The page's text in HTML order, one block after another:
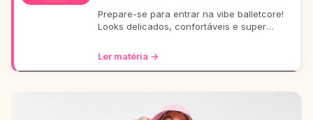
Prepare-se para entrar na vibe balletcore!
Looks delicados, confortáveis e super
completo é pa
Ler matéria →